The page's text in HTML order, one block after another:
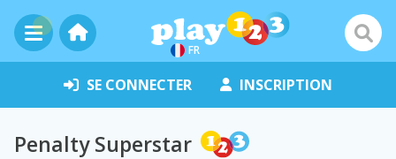
FR
SE CONNECTER INSCRIPTION
Penalty Superstar